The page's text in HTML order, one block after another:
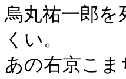
烏丸祐一郎を
くい。
あの右京こ